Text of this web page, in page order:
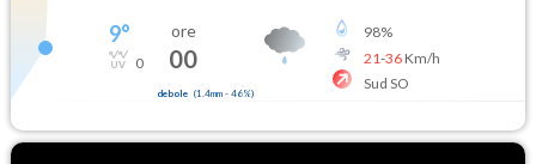
9°
0
ore
00
debole (1.4mm- 46%)
98%
21-36Km/h
Sud SO